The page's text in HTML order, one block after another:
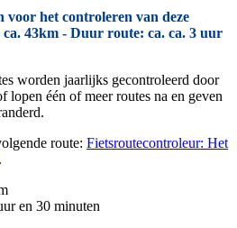
voor het controleren van deze
43km - Duur route: ca. ca. 3 uur
worden jaarlijks gecontroleerd door
één of meer routes na en geven
route: Fietsroutecontroleur: Het
.
en 30 minuten